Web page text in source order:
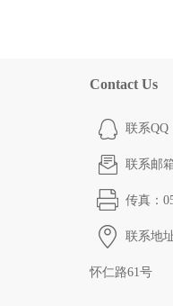
Contact Us
联系QQ
联系邮
传真：
联系地
怀仁路61号